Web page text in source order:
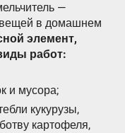
—
в домашнем
элемент,
работ:
и мусора;
кукурузы,
картофеля,